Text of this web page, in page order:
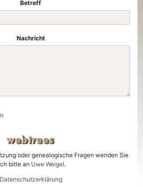
Betreff
Nachricht
oder genealogische Fragen wenden Sie
bitte an Uwe Weigel.
Datenschutzerklärung